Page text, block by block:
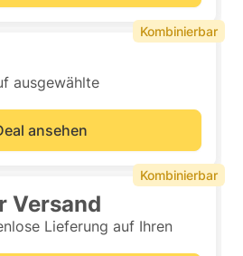
ausgewählte
ansehen
Kombinierbar
Versand
Lieferung auf Ihren
Kombinierbar